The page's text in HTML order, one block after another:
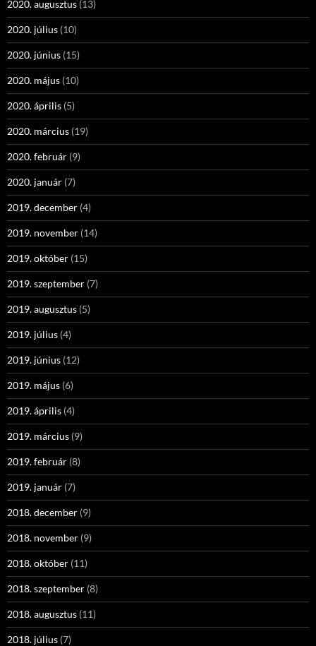
2020. augusztus (13)
2020. július (10)
2020. június (15)
2020. május (10)
2020. április (5)
2020. március (19)
2020. február (9)
2020. január (7)
2019. december (4)
2019. november (14)
2019. október (15)
2019. szeptember (7)
2019. augusztus (5)
2019. július (4)
2019. június (12)
2019. május (6)
2019. április (4)
2019. március (9)
2019. február (8)
2019. január (7)
2018. december (9)
2018. november (9)
2018. október (11)
2018. szeptember (8)
2018. augusztus (11)
2018. július (7)